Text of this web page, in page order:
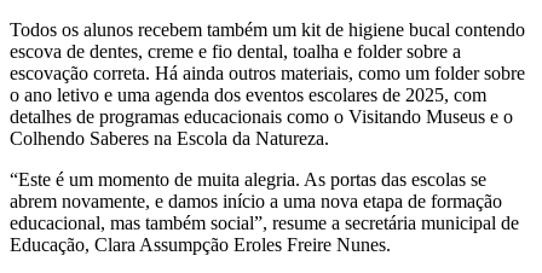
Todos os alunos recebem também um kit de higiene bucal contendo
escova de dentes, creme e fio dental, toalha e folder sobre a
escovação correta. Há ainda outros materiais, como um folder sobre
o ano letivo e uma agenda dos eventos escolares de 2025, com
detalhes de programas educacionais como o Visitando Museus e o
Colhendo Saberes na Escola da Natureza.
“Este é um momento de muita alegria. As portas das escolas se
abrem novamente, e damos início a uma nova etapa de formação
educacional, mas também social”, resume a secretária municipal de
Educação, Clara Assumpção Eroles Freire Nunes.